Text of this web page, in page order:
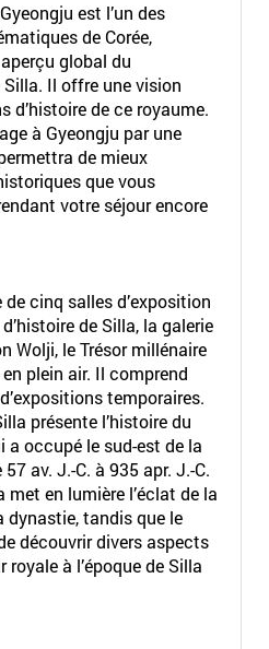
est l’un des
de Corée,
global du
Il offre une vision
d’histoire de ce royaume.
à Gyeongju par une
de mieux
que vous
votre séjour encore
cinq salles d’exposition
de Silla, la galerie
Wolji, le Trésor millénaire
plein air. Il comprend
temporaires.
présente l’histoire du
a occupé le sud-est de la
av. J.-C. à 935 apr. J.-C.
met en lumière l’éclat de la
tandis que le
découvrir divers aspects
à l’époque de Silla